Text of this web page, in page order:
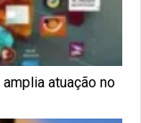
atuação no